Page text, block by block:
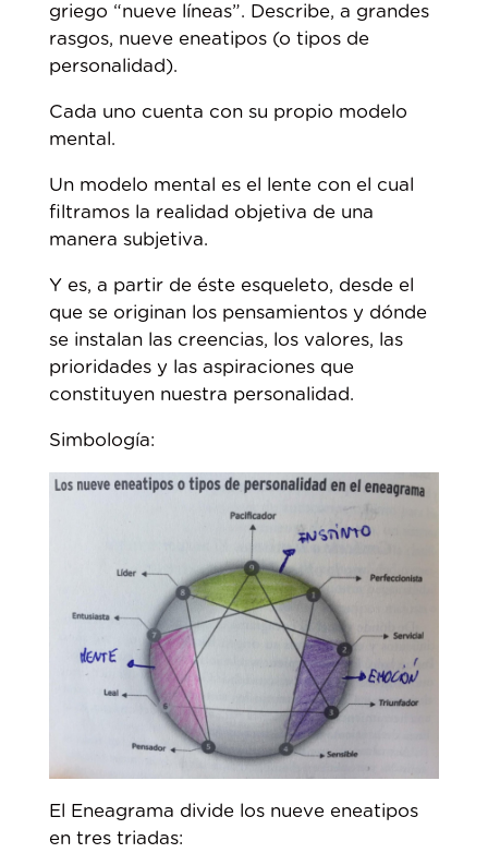
griego “nueve líneas”. Describe, a grandes
rasgos, nueve eneatipos (o tipos de
personalidad).
Cada uno cuenta con su propio modelo
mental.
Un modelo mental es el lente con el cual
filtramos la realidad objetiva de una
manera subjetiva.
Y es, a partir de éste esqueleto, desde el
que se originan los pensamientos y dónde
se instalan las creencias, los valores, las
prioridades y las aspiraciones que
constituyen nuestra personalidad.
Simbología:
El Eneagrama divide los nueve eneatipos
en tres triadas: